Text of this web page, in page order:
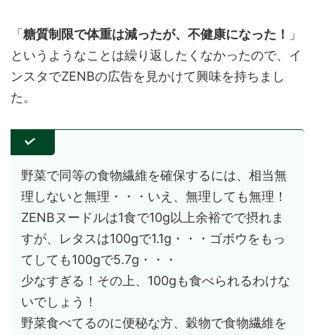
「糖質制限で体重は減ったが、不健康になった！
」
というようなことは繰り返したくなかったので、イ
ンスタでZENBの広告を見かけて興味を持ちまし
た。
野菜で同等の食物繊維を確保するには、相当無
理しないと無理・・・いえ、無理しても無理！
ZENBヌードルは1食で10g以上余裕でで摂れま
すが、レタスは100gで1.1g・・・ゴボウをもっ
てしても100gで5.7g・・・
少なすぎる！その上、100gも食べられるわけな
いでしょう！
野菜食べてるのに便秘な方、穀物で食物繊維を